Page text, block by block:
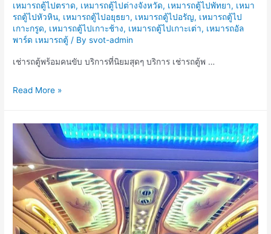
เหมารถตู้ไปตราด, เหมารถตู้ไปต่างจังหวัด, เหมารถตู้ไปพัทยา, เหมา
รถตู้ไปหัวหิน, เหมารถตู้ไปอยุธยา, เหมารถตู้ไปอรัญ, เหมารถตู้ไป
เกาะกรูด, เหมารถตู้ไปเกาะช้าง, เหมารถตู้ไปเกาะเต่า, เหมารถอัล
พาร์ด เหมารถตู้ / Bysvot-admin
เช่ารถตู้พร้อมคนขับ บริการที่นิยมสุดๆ บริการ เช่ารถตู้พ …
เช่า
พร้อม
คน
ขับ
บริการ
ที่
นิ
ยม
Read More »